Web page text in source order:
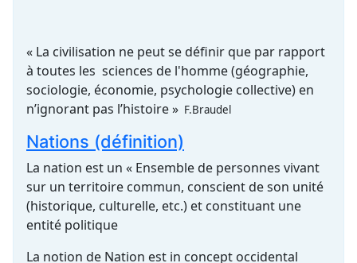
« La civilisation ne peut se définir que par rapport
à toutes les sciences de l'homme (géographie,
sociologie, économie, psychologie collective) en
n’ignorant pas l’histoire » F.Braudel
Nations (définition)
La nation est un « Ensemble de personnes vivant
sur un territoire commun, conscient de son unité
(historique, culturelle, etc.) et constituant une
entité politique
La notion de Nation est in concept occidental